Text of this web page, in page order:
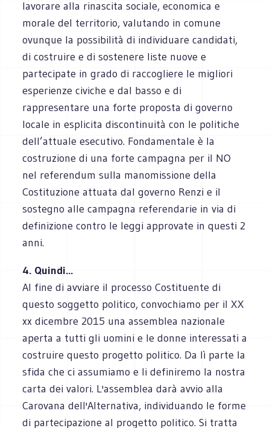
lavorare alla rinascita sociale, economica e
morale del territorio, valutando in comune
ovunque la possibilità di individuare candidati,
di costruire e di sostenere liste nuove e
partecipate in grado di raccogliere le migliori
esperienze civiche e dal basso e di
rappresentare una forte proposta di governo
locale in esplicita discontinuità con le politiche
dell’attuale esecutivo. Fondamentale è la
costruzione di una forte campagna per il NO
nel referendum sulla manomissione della
Costituzione attuata dal governo Renzi e il
sostegno alle campagna referendarie in via di
definizione contro le leggi approvate in questi 2
anni.
4. Quindi...
Al fine di avviare il processo Costituente di
questo soggetto politico, convochiamo per il XX
xx dicembre 2015 una assemblea nazionale
aperta a tutti gli uomini e le donne interessati a
costruire questo progetto politico. Da lì parte la
sfida che ci assumiamo e li definiremo la nostra
carta dei valori. L'assemblea darà avvio alla
Carovana dell'Alternativa, individuando le forme
di partecipazione al progetto politico. Si tratta